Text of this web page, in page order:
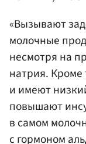
«Вызывают
молочные
несмотря на
натрия. Кроме
и имеют
повышают
в самом
с гормоном